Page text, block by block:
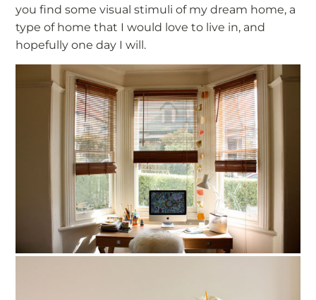
you find some visual stimuli of my dream home, a
type of home that I would love to live in, and
hopefully one day I will.